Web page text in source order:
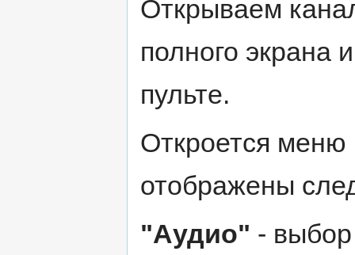
Открываем
полного экрана
пульте.
Откроется меню
отображены
"Аудио" -